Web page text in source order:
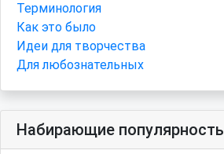
Терминология
Как это было
Идеи для творчества
Для любознательных
Набирающие популярность